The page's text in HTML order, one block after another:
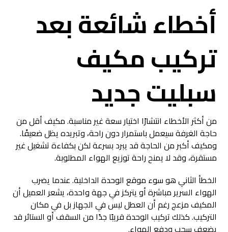
أخطاء شائعة بعد
تركيب مكيف
سبليت جديد
من أكثر الأخطاء انتشارًا اختيار سعة غير مناسبة. مكيف أقل من
حاجة الغرفة سيعمل باستمرار دون راحة، وتبريده يظل ضعيفًا.
ومكيف أكبر من الحاجة قد يبرد بسرعة لكن بكفاءة تشغيل غير
مستقرة، وقد لا يمنح راحة توزيع الهواء المطلوبة.
الخطأ الثاني هو سوء موقع الوحدة الداخلية. عندما يضرب
الهواء السرير مباشرة أو يتركز في جهة واحدة، يشعر العميل أن
المكيف مزعج رغم أن العطل ليس في الجهاز بل في مكان
التركيب. كذلك تركيب الوحدة قريبًا جدًا من السقف أو الستائر قد
يضعف سحب ودفع الهواء.